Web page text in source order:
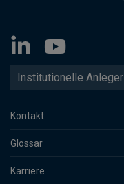
Institutionelle Anleger
Kontakt
Glossar
Karriere